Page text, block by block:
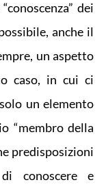
dei
anche il
un aspetto
caso, in cui ci
un elemento
“membro della
predisposizioni
conoscere e